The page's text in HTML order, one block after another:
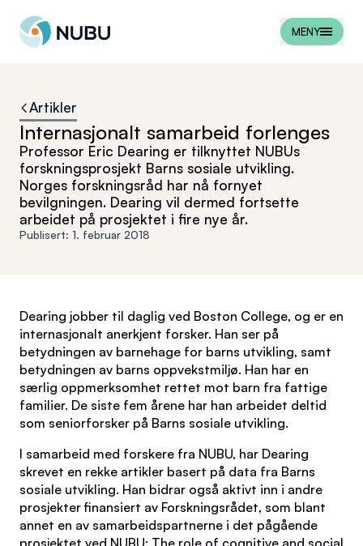
Til forsiden
MENY
Artikler
Internasjonalt samarbeid forlenges
Professor Eric Dearing er tilknyttet NUBUs
forskningsprosjekt Barns sosiale utvikling.
Norges forskningsråd har nå fornyet
bevilgningen. Dearing vil dermed fortsette
arbeidet på prosjektet i fire nye år.
Publisert: 1. februar 2018
Dearing jobber til daglig ved Boston College, og er en
internasjonalt anerkjent forsker. Han ser på
betydningen av barnehage for barns utvikling, samt
betydningen av barns oppvekstmiljø. Han har en
særlig oppmerksomhet rettet mot barn fra fattige
familier. De siste fem årene har han arbeidet deltid
som seniorforsker på Barns sosiale utvikling.
I samarbeid med forskere fra NUBU, har Dearing
skrevet en rekke artikler basert på data fra Barns
sosiale utvikling. Han bidrar også aktivt inn i andre
prosjekter finansiert av Forskningsrådet, som blant
annet en av samarbeidspartnerne i det pågående
prosjektet ved NUBU: The role of cognitive and social